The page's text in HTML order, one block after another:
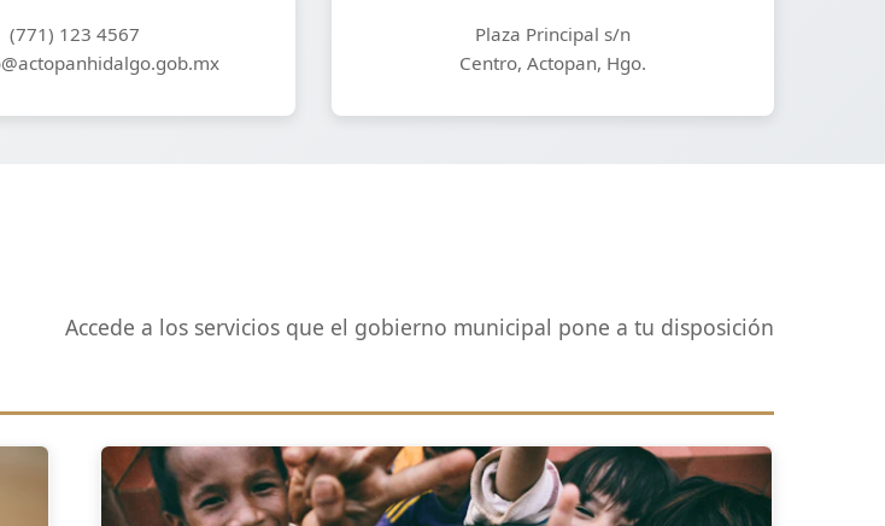
(771) 123 4567
Plaza Principal s/n
Centro, Actopan, Hgo.
Accede a los servicios que el gobierno municipal pone a tu disposición